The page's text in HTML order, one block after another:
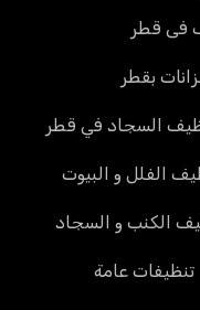
فى قطر
بقطر
السجاد في قطر
الفلل و البيوت
الكنب و السجاد
تنظيفات عامة